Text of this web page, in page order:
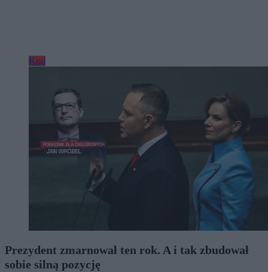
Kraj
Prezydent zmarnował ten rok. A i tak zbudował
sobie silną pozycję